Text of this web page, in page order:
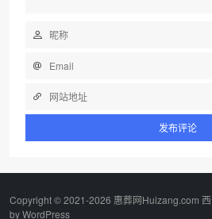
Copyright © 2021-2026 惠葬网Huizang.com
byWordPress